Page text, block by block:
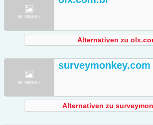
Alternativen zu
surveymonkey.com
Alternativen zu